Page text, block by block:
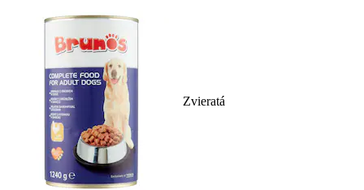
Zvieratá